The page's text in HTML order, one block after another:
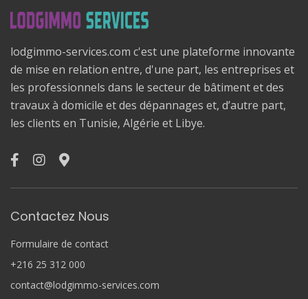
lodgimmo-services.com c'est une plateforme innovante
de mise en relation entre, d'une part, les entreprises et
les professionnels dans le secteur de bâtiment et des
travaux à domicile et des dépannages et, d’autre part,
les clients en Tunisie, Algérie et Libye.
Contactez Nous
Formulaire de contact
+216 25 312 000
contact@lodgimmo-services.com